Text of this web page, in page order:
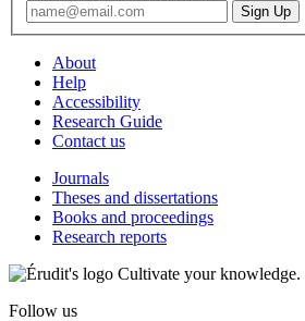
About
Help
Accessibility
Research Guide
Contact us
Journals
Theses and dissertations
Books and proceedings
Research reports
Cultivate your knowledge.
Follow us